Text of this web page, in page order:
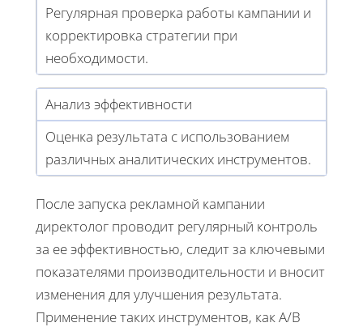
Регулярная проверка работы кампании и
корректировка стратегии при
необходимости.
Анализ эффективности
Оценка результата с использованием
различных аналитических инструментов.
После запуска рекламной кампании
директолог проводит регулярный контроль
за ее эффективностью, следит за ключевыми
показателями производительности и вносит
изменения для улучшения результата.
Применение таких инструментов, как A/B